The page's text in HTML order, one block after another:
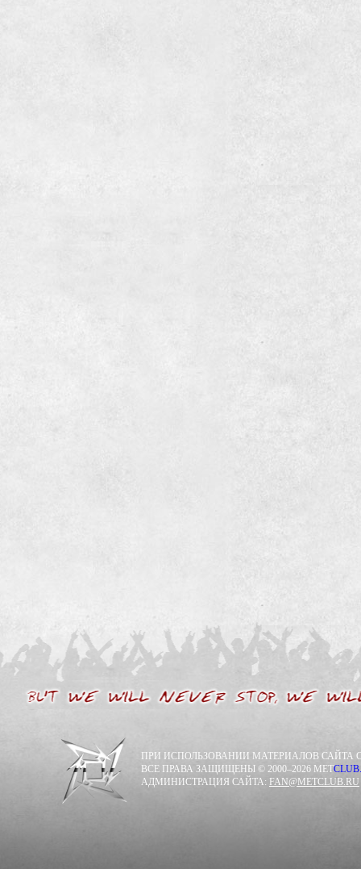
ПРИ ИСПОЛЬЗОВАНИИ МАТЕРИАЛОВ САЙТА
ВСЕ ПРАВА ЗАЩИЩЕНЫ © 2000–2026 METCLUB.
АДМИНИСТРАЦИЯ САЙТА: FAN@METCLUB.RU